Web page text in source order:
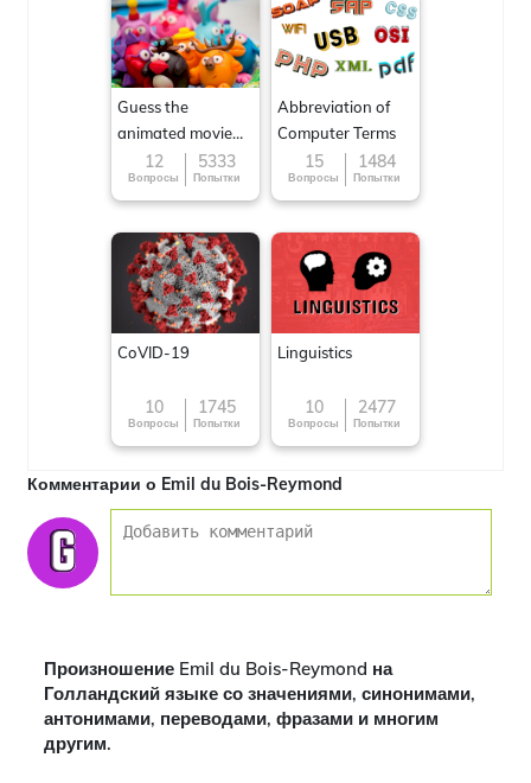
Guess the
animated movie
character
12
Вопросы
5333
Попытки
Abbreviation of
Computer Terms
15
Вопросы
1484
Попытки
CoVID-19
10
Вопросы
1745
Попытки
Linguistics
10
Вопросы
2477
Попытки
Комментарии о Emil du Bois-Reymond
Произношение Emil du Bois-Reymond на
Голландский языке со значениями, синонимами,
антонимами, переводами, фразами и многим
другим.